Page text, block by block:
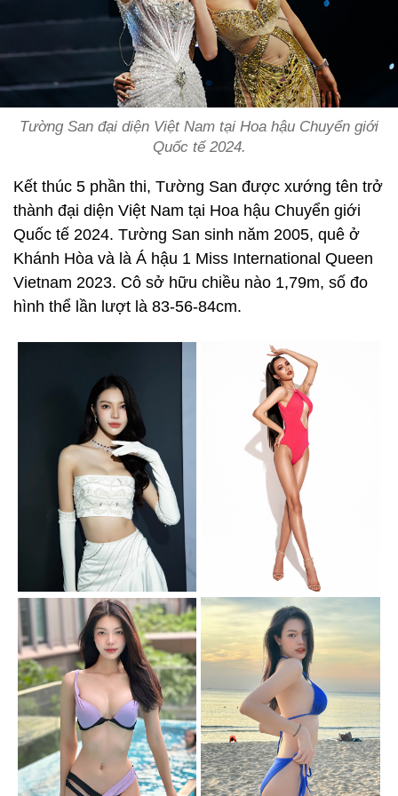
Tường San đại diện Việt Nam tại Hoa hậu Chuyển giới
Quốc tế 2024.
Kết thúc 5 phần thi, Tường San được xướng tên trở
thành đại diện Việt Nam tại Hoa hậu Chuyển giới
Quốc tế 2024. Tường San sinh năm 2005, quê ở
Khánh Hòa và là Á hậu 1 Miss International Queen
Vietnam 2023. Cô sở hữu chiều nào 1,79m, số đo
hình thể lần lượt là 83-56-84cm.